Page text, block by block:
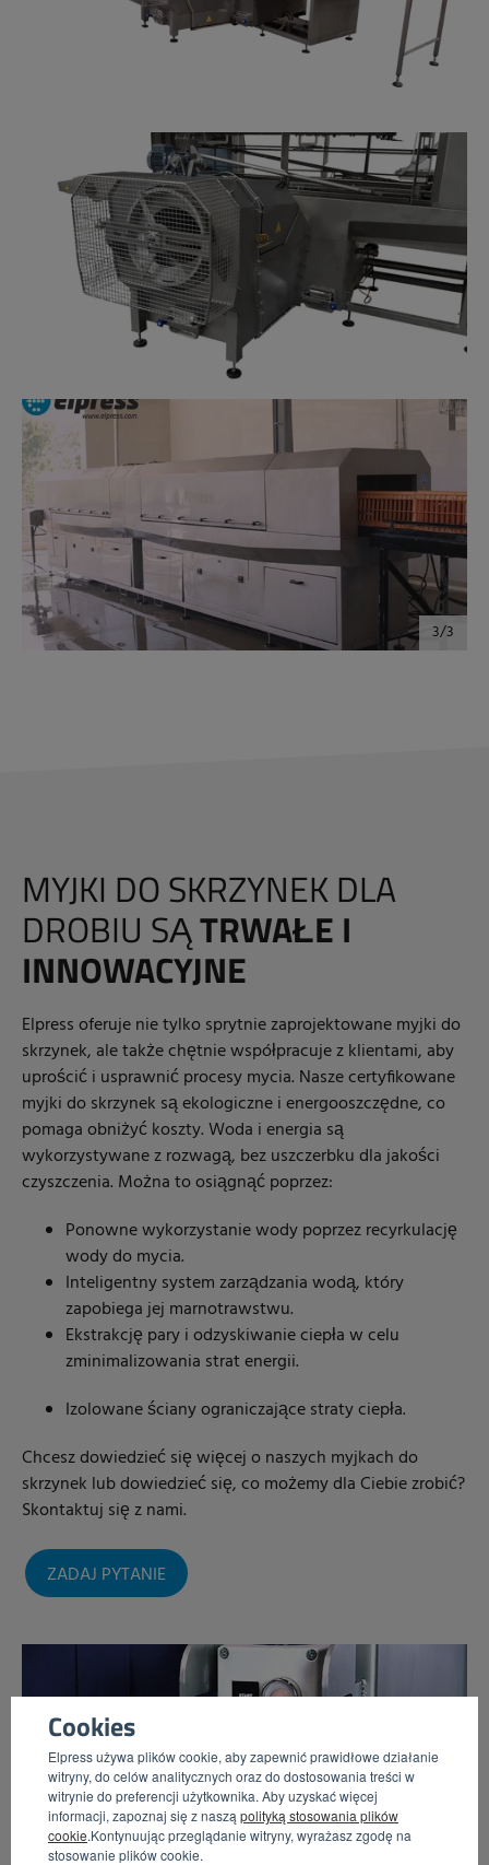
Cookies
Elpress używa plików cookie, aby zapewnić prawidłowe działanie
witryny, do celów analitycznych oraz do dostosowania treści w
witrynie do preferencji użytkownika. Aby uzyskać więcej
informacji, zapoznaj się z naszą polityką stosowania plików
cookie.Kontynuując przeglądanie witryny, wyrażasz zgodę na
stosowanie plików cookie.
MYJKI DO SKRZYNEK DLA
DROBIU SĄTRWAŁE I
INNOWACYJNE
Elpress oferuje nie tylko sprytnie zaprojektowane myjki do
skrzynek, ale także chętnie współpracuje z klientami, aby
uprościć i usprawnić procesy mycia. Nasze certyfikowane
myjki do skrzynek są ekologiczne i energooszczędne, co
pomaga obniżyć koszty. Woda i energia są
wykorzystywane z rozwagą, bez uszczerbku dla jakości
czyszczenia. Można to osiągnąć poprzez:
Ponowne wykorzystanie wody poprzez recyrkulację
wody do mycia.
Inteligentny system zarządzania wodą, który
zapobiega jej marnotrawstwu.
Ekstrakcję pary i odzyskiwanie ciepła w celu
zminimalizowania strat energii.
Izolowane ściany ograniczające straty ciepła.
Chcesz dowiedzieć się więcej o naszych myjkach do
skrzynek lub dowiedzieć się, co możemy dla Ciebie zrobić?
Skontaktuj się z nami.
ZADAJ PYTANIE